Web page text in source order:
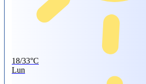
18/33°C
Lun